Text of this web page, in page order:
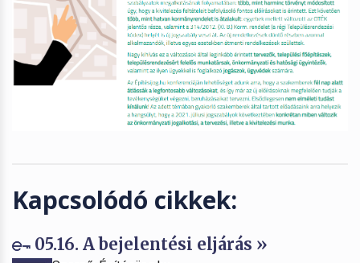
Kapcsolódó cikkek:
05.16. A bejelentési eljárás »